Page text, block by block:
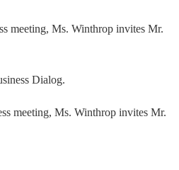
meeting, Ms. Winthrop invites Mr.
Dialog.
meeting, Ms. Winthrop invites Mr.